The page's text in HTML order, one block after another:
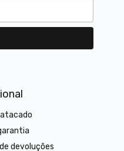
devoluções